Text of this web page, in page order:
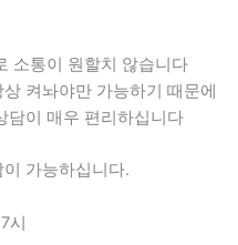
소통이 원할치 않습니다
켜놔야만 가능하기 때문에
담이 매우 편리하십니다
가능하십니다.
시